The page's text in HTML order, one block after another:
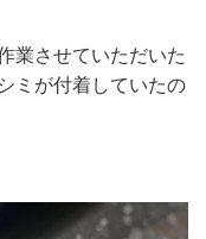
業させていただいた
ミが付着していたの